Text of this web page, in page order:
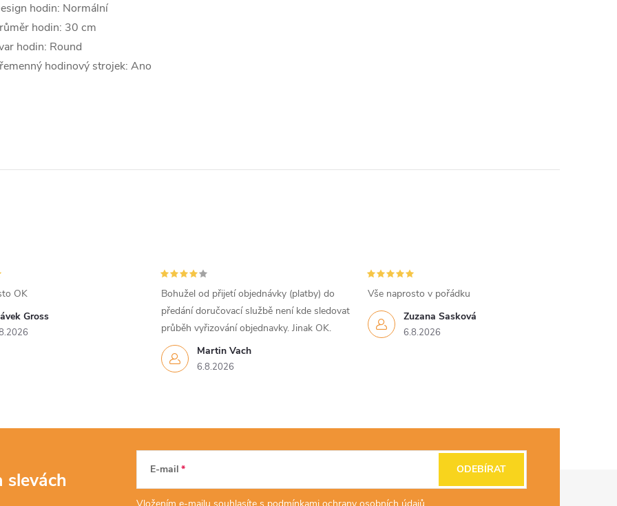
hodin: Normální
hodin: 30 cm
hodin: Round
hodinový strojek: Ano
Gross
OK
Martin Vach
6.8.2026
Bohužel od přijetí objednávky (platby) do
předání doručovací službě není kde sledovat
průběh vyřizování objednavky. Jinak OK.
Zuzana Sasková
6.8.2026
Vše naprosto v pořádku
slevách E-mail ODEBÍRAT